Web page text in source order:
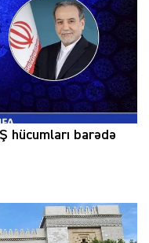
hücumları barədə